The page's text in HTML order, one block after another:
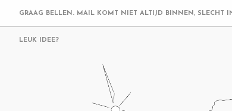
GRAAG BELLEN. MAIL KOMT NIET ALTIJD BINNEN, SLECHT
LEUK IDEE?